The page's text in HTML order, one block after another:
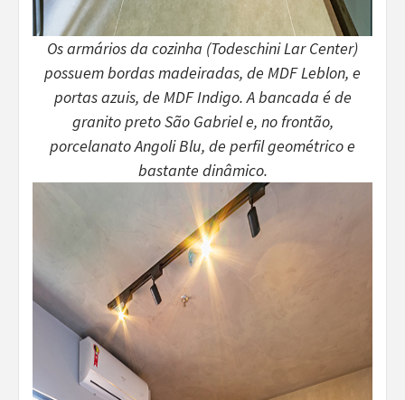
Os armários da cozinha (Todeschini Lar Center)
possuem bordas madeiradas, de MDF Leblon, e
portas azuis, de MDF Indigo. A bancada é de
granito preto São Gabriel e, no frontão,
porcelanato Angoli Blu, de perfil geométrico e
bastante dinâmico.